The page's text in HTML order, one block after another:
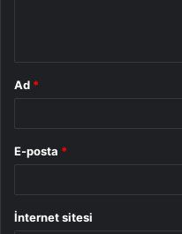
Ad *
E-posta *
İnternet sitesi